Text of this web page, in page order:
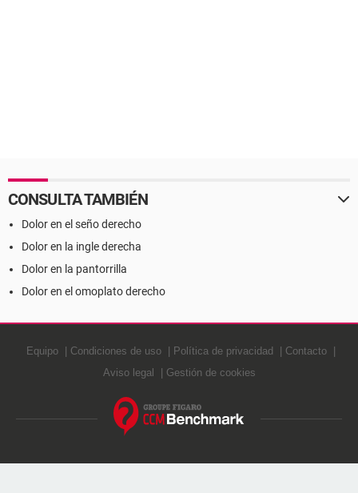
CONSULTA TAMBIÉN
Dolor en el seño derecho
Dolor en la ingle derecha
Dolor en la pantorrilla
Dolor en el omoplato derecho
Equipo Condiciones de uso Política de privacidad
Contacto
Aviso legal
Gestión de cookies